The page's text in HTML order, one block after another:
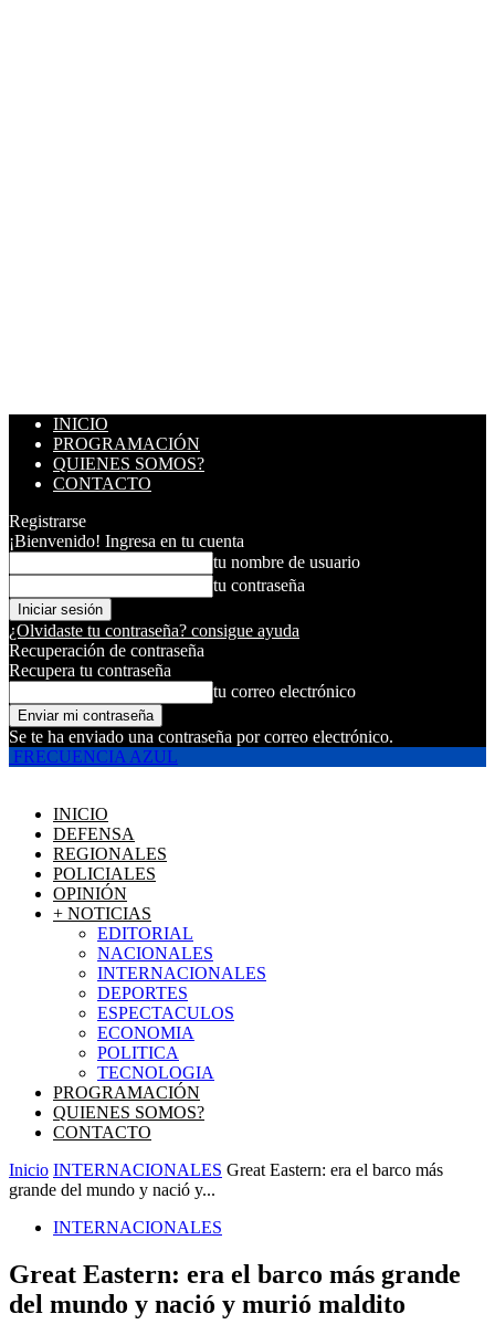
INICIO
PROGRAMACIÓN
QUIENES SOMOS?
CONTACTO
Registrarse
¡Bienvenido! Ingresa en tu cuenta
tu nombre de usuario
tu contraseña
¿Olvidaste tu contraseña? consigue ayuda
Recuperación de contraseña
Recupera tu contraseña
tu correo electrónico
Se te ha enviado una contraseña por correo electrónico.
FRECUENCIA AZUL
INICIO
DEFENSA
REGIONALES
POLICIALES
OPINIÓN
+ NOTICIAS
EDITORIAL
NACIONALES
INTERNACIONALES
DEPORTES
ESPECTACULOS
ECONOMIA
POLITICA
TECNOLOGIA
PROGRAMACIÓN
QUIENES SOMOS?
CONTACTO
Inicio INTERNACIONALES Great Eastern: era el barco más
grande del mundo y nació y...
INTERNACIONALES
Great Eastern: era el barco más grande
del mundo y nació y murió maldito